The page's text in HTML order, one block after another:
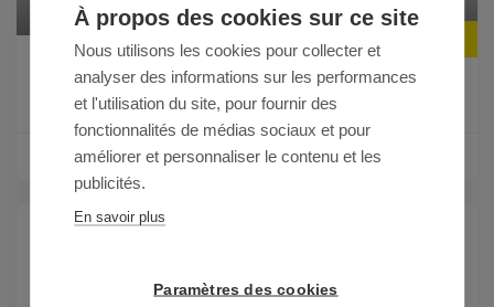
À propos des cookies sur ce site
Nous utilisons les cookies pour collecter et
analyser des informations sur les performances
et l'utilisation du site, pour fournir des
fonctionnalités de médias sociaux et pour
améliorer et personnaliser le contenu et les
publicités.
En savoir plus
Paramètres des cookies
Prix
A l'auberge de Pont
Calleck
DÉCOUVRIR
Prix
Duo
Les récits des vieilles...
DÉCOUVRIR